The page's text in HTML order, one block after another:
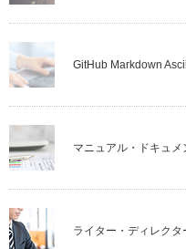
GitHub Markdown
マニュアル・ドキュ
ライター・ディレクタ